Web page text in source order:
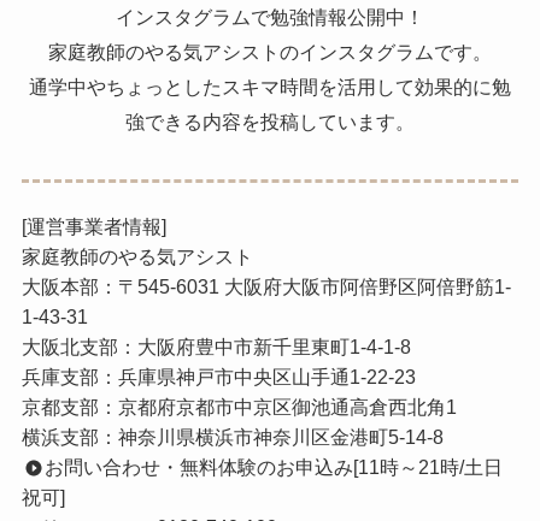
インスタグラムで勉強情報公開中！
家庭教師のやる気アシストのインスタグラムです。
通学中やちょっとしたスキマ時間を活用して効果的に勉
強できる内容を投稿しています。
[運営事業者情報]
家庭教師のやる気アシスト
大阪本部：〒545-6031 大阪府大阪市阿倍野区阿倍野筋1-
1-43-31
大阪北支部：大阪府豊中市新千里東町1-4-1-8
兵庫支部：兵庫県神戸市中央区山手通1-22-23
京都支部：京都府京都市中京区御池通高倉西北角1
横浜支部：神奈川県横浜市神奈川区金港町5-14-8
お問い合わせ・無料体験のお申込み[11時～21時/土日
祝可]